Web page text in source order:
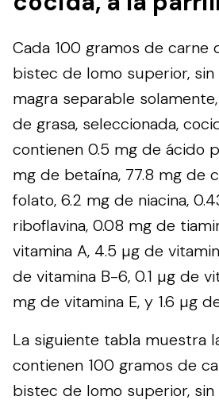
Cada 100 gramos de carne
bistec de lomo superior, sin
magra separable
de grasa, seleccionada,
contienen 0.5 mg de ácido
mg de betaína, 77.8 mg de
folato, 6.2 mg de niacina,
riboflavina, 0.08 mg de
vitamina A, 4.5 µg de
de vitamina B-6, 0.1 µg de
mg de vitamina E, y 1.6 µg
La siguiente tabla muestra
contienen 100 gramos de
bistec de lomo superior, sin